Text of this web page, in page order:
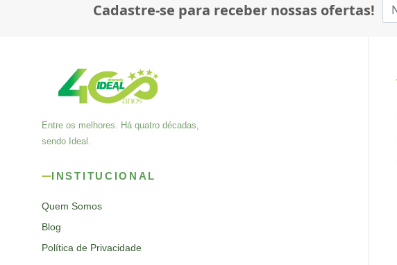
Cadastre-se para receber nossas ofertas!
Entre os melhores. Há quatro décadas,
sendo Ideal.
INSTITUCIONAL
Quem Somos
Blog
Política de Privacidade